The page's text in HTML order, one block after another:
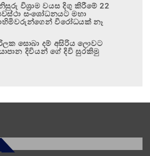
විශ්‍රාම වයස දිගු කිරීමේ 22
සංශෝධනයට මහා
විරෝධයක් නෑ
සොබා දම් අසිරිය ලොවට
දිවියන් ගේ දිවි සුරකිමු